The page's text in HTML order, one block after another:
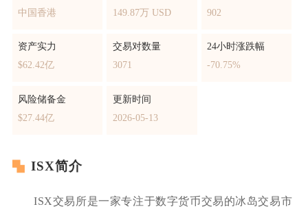
中国香港
149.87万 USD
902
资产实力
$62.42亿
交易对数量
3071
24小时涨跌幅
-70.75%
风险储备金
$27.44亿
更新时间
2026-05-13
ISX简介
ISX交易所是一家专注于数字货币交易的冰岛交易市